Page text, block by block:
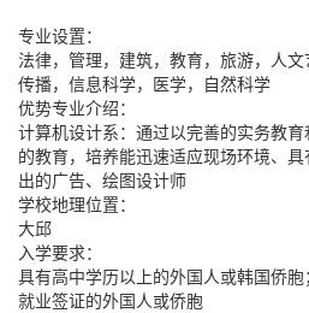
专业设置：
法律，管理，建筑，教育，旅游，人
传播，信息科学，医学，自然科学
优势专业介绍：
计算机设计系：通过以完善的实务教
的教育，培养能迅速适应现场环境、
出的广告、绘图设计师
学校地理位置：
大邱
入学要求：
具有高中学历以上的外国人或韩国侨
就业签证的外国人或侨胞